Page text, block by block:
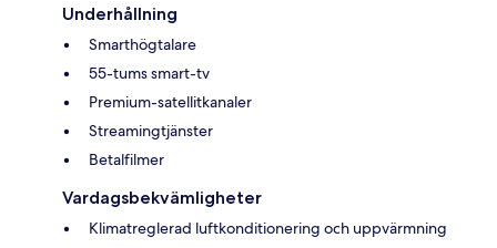
Underhållning
Smarthögtalare
55-tums smart-tv
Premium-satellitkanaler
Streamingtjänster
Betalfilmer
Vardagsbekvämligheter
Klimatreglerad luftkonditionering och uppvärmning